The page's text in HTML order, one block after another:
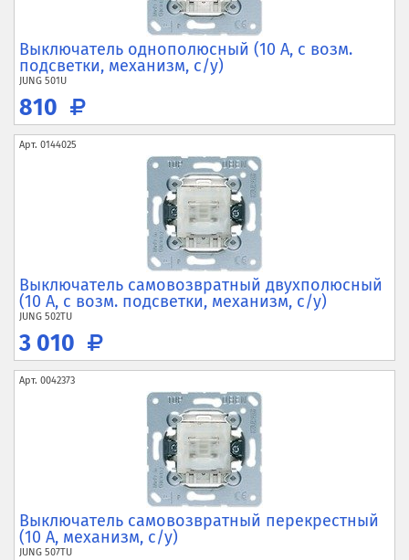
Выключатель однополюсный (10 А, с возм.
подсветки, механизм, с/у)
JUNG 501U
810
Арт. 0144025
Выключатель самовозвратный двухполюсный
(10 А, с возм. подсветки, механизм, с/у)
JUNG 502TU
3 010
Арт. 0042373
Выключатель самовозвратный перекрестный
(10 А, механизм, с/у)
JUNG 507TU